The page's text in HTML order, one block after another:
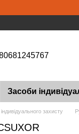
Засоби
захисту